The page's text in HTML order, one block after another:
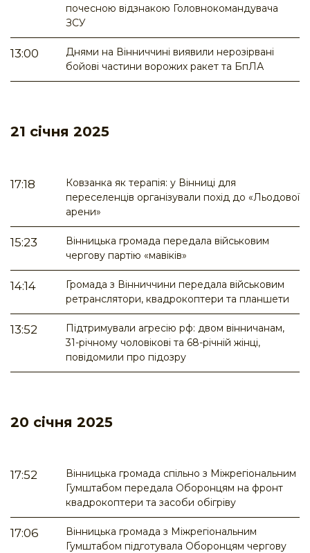
почесною відзнакою Головнокомандувача
ЗСУ
13:00
Днями на Вінниччині виявили нерозірвані
бойові частини ворожих ракет та БпЛА
21 січня 2025
17:18
Ковзанка як терапія: у Вінниці для
переселенців організували похід до «Льодової
арени»
15:23
Вінницька громада передала військовим
чергову партію «мавіків»
14:14
Громада з Вінниччини передала військовим
ретранслятори, квадрокоптери та планшети
13:52
Підтримували агресію рф: двом вінничанам,
31-річному чоловікові та 68-річній жінці,
повідомили про підозру
20 січня 2025
17:52
Вінницька громада спільно з Міжрегіональним
Гумштабом передала Оборонцям на фронт
квадрокоптери та засоби обігріву
17:06
Вінницька громада з Міжрегіональним
Гумштабом підготувала Оборонцям чергову